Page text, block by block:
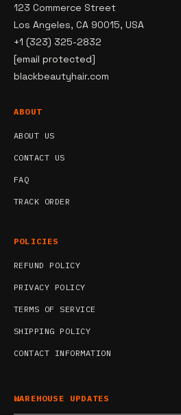
123 Commerce Street
Los Angeles, CA 90015, USA
+1 (323) 325-2832
[email protected]
blackbeautyhair.com
ABOUT
ABOUT US
CONTACT US
FAQ
TRACK ORDER
POLICIES
REFUND POLICY
PRIVACY POLICY
TERMS OF SERVICE
SHIPPING POLICY
CONTACT INFORMATION
WAREHOUSE UPDATES